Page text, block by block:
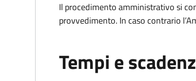
Il procedimento amministrativo si
provvedimento. In caso contrario
Tempi e